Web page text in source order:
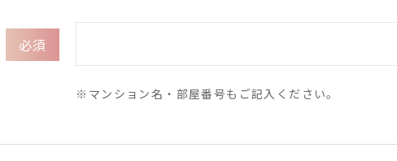
必須
※マンション名・部屋番号もご記入ください。